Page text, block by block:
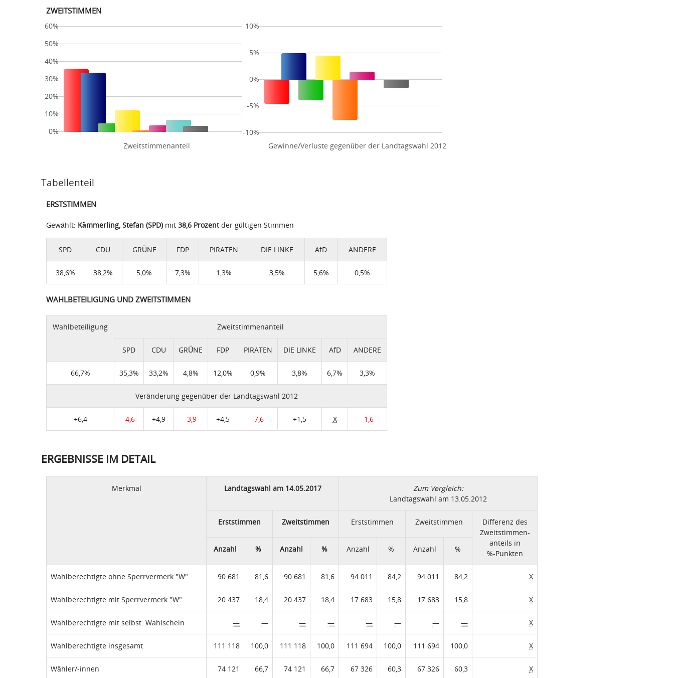
ZWEITSTIMMEN
Zweitstimmenanteil
60%
50%
40%
30%
20%
10%
0%
Gewinne/Verluste gegenüber der Landtagswahl 2012
10%
5%
0%
-5%
-10%
Tabellenteil
ERSTSTIMMEN
Gewählt: Kämmerling, Stefan (SPD)mit 38,6 Prozentder gültigen Stimmen
SPD CDU GRÜNE FDP PIRATEN DIE LINKE AfD ANDERE
38,6% 38,2% 5,0% 7,3% 1,3% 3,5% 5,6% 0,5%
WAHLBETEILIGUNG UND ZWEITSTIMMEN
Wahlbeteiligung Zweitstimmenanteil
SPD CDU GRÜNE FDP PIRATEN DIE LINKE AfD ANDERE
66,7% 35,3% 33,2% 4,8% 12,0% 0,9% 3,8% 6,7% 3,3%
Veränderung gegenüber der Landtagswahl 2012
+6,4 -4,6 +4,9 -3,9 +4,5 -7,6 +1,5 X -1,6
ERGEBNISSE IM DETAIL
Merkmal Landtagswahl am 14.05.2017
Zum Vergleich:
Landtagswahl am 13.05.2012
Erststimmen Zweitstimmen Erststimmen Zweitstimmen
Differenz des
Zweitstimmen-
anteils in
%-Punkten
Anzahl % Anzahl % Anzahl % Anzahl %
Wahlberechtigte ohne Sperrvermerk "W" 90 681 81,6 90 681 81,6 94 011 84,2 94 011 84,2 X
Wahlberechtigte mit Sperrvermerk "W" 20 437 18,4 20 437 18,4 17 683 15,8 17 683 15,8 X
Wahlberechtigte mit selbst. Wahlschein — — — — — — — — X
Wahlberechtigte insgesamt 111 118 100,0 111 118 100,0 111 694 100,0 111 694 100,0 X
Wähler/-innen 74 121 66,7 74 121 66,7 67 326 60,3 67 326 60,3 X